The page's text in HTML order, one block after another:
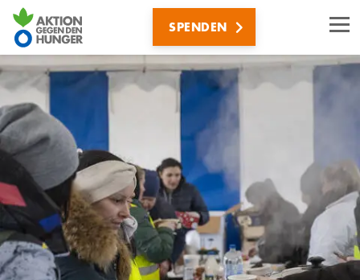
Direkt
zum
Inhalt
SPENDEN